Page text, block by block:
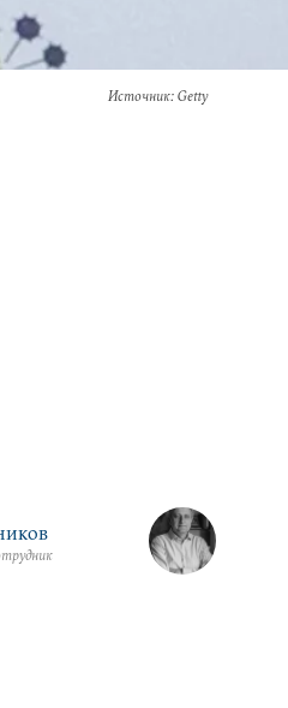
Источник: Getty